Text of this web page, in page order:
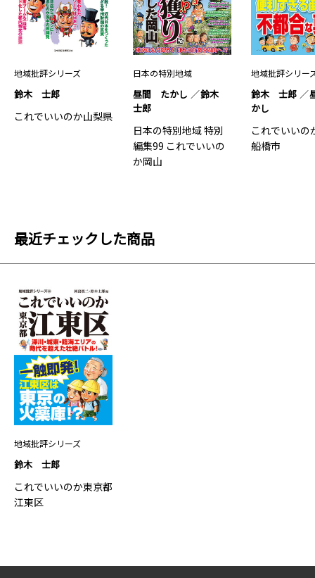
地域批評シリーズ
鈴木 士郎
これでいいのか山梨県
日本の特別地域
昼間 たかし
鈴木
士郎
日本の特別地域 特別
編集99 これでいいの
か岡山
地域批評シリー
鈴木 士郎
かし
これでいいの
船橋市
最近チェックした商品
地域批評シリーズ
鈴木 士郎
これでいいのか東京都
江東区